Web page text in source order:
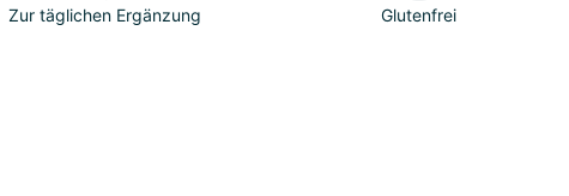
Zur täglichen Ergänzung Glutenfrei